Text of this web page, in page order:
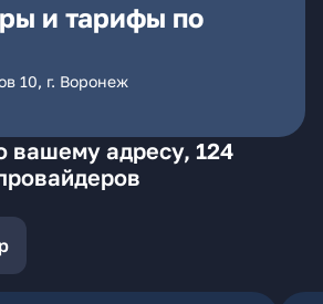
и тарифы по
10, г. Воронеж
вашему адресу, 124